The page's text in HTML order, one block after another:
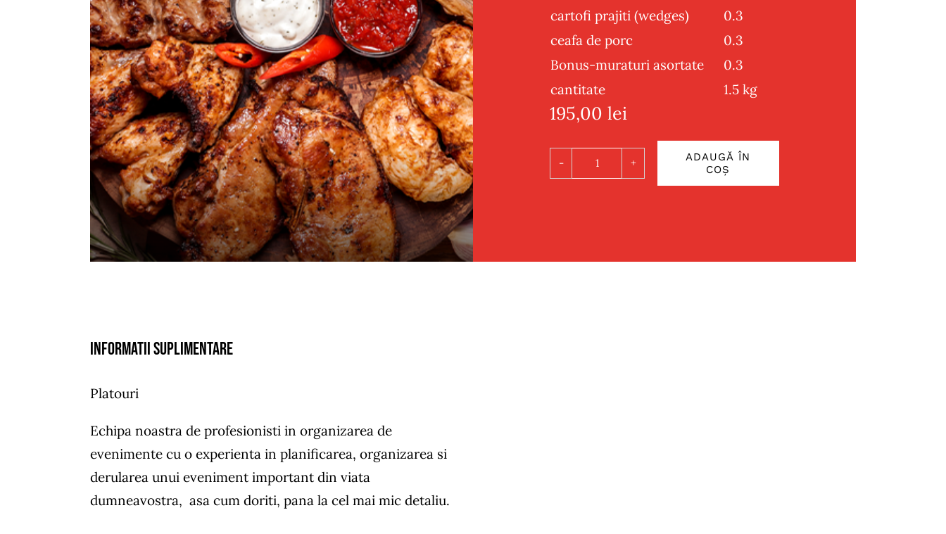
cartofi prajiti (wedges)
0.3
ceafa de porc
0.3
Bonus-muraturi asortate
0.3
cantitate
1.5 kg
195,00 lei
Cantitate
4
ADAUGĂ ÎN
COȘ
Informatii suplimentare
Platouri
Echipa noastra de profesionisti in organizarea de
evenimente cu o experienta in planificarea, organizarea si
derularea unui eveniment important din viata
dumneavostra, asa cum doriti, pana la cel mai mic detaliu.